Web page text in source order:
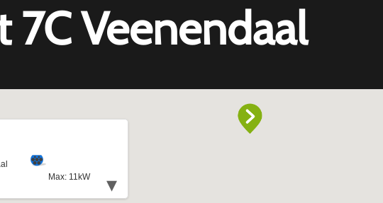
7C Veenendaal